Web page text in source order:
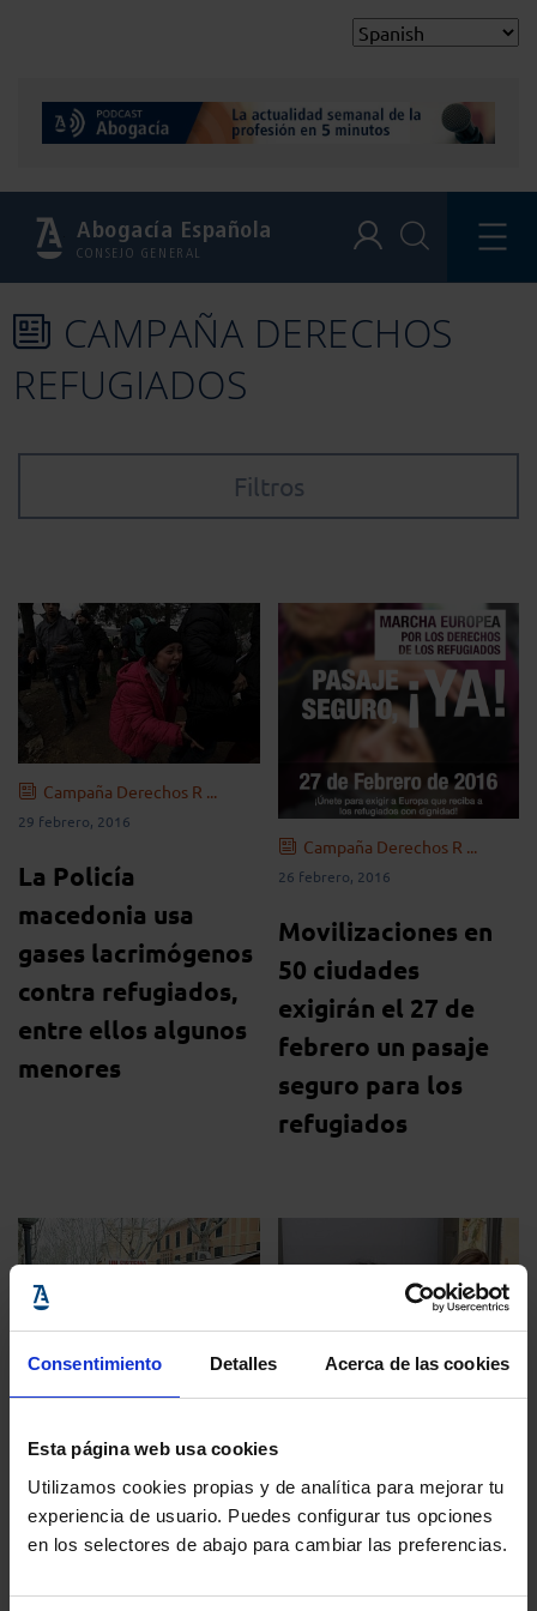
Consentimiento Detalles Acerca de las cookies
Esta página web usa cookies
Utilizamos cookies propias y de analítica para mejorar tu
experiencia de usuario. Puedes configurar tus opciones
en los selectores de abajo para cambiar las preferencias.
Abogacía Española
CONSEJO GENERAL
CAMPAÑA DERECHOS
REFUGIADOS
Filtros
Campaña Derechos R ...
29 febrero, 2016
La Policía
macedonia usa
gases lacrimógenos
contra refugiados,
entre ellos algunos
menores
Campaña Derechos R ...
Más de 300
personas exigen en
Campaña Derechos R ...
26 febrero, 2016
Movilizaciones en
50 ciudades
exigirán el 27 de
febrero un pasaje
seguro para los
refugiados
La Comisión de
DDHH del Colegio
de Baleares critica